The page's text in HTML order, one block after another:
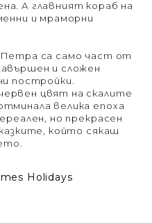
А главният кораб на
и мраморни
Петра са само част от
и сложен
постройки.
цвят на скалите
велика епоха
но прекрасен
който сякаш
Holidays